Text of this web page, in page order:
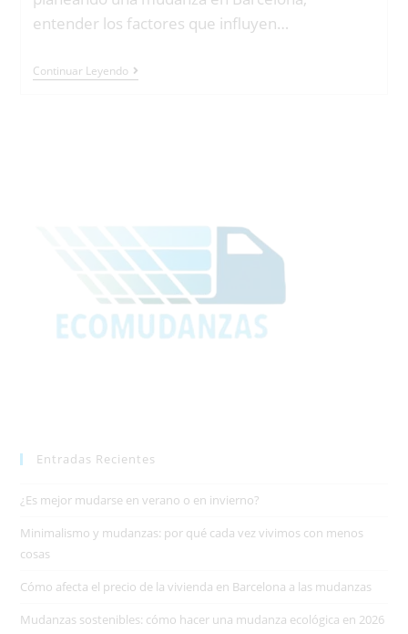
entender los factores que influyen…
Continuar Leyendo
Entradas Recientes
¿Es mejor mudarse en verano o en invierno?
Minimalismo y mudanzas: por qué cada vez vivimos con menos
cosas
Cómo afecta el precio de la vivienda en Barcelona a las mudanzas
Mudanzas sostenibles: cómo hacer una mudanza ecológica en 2026